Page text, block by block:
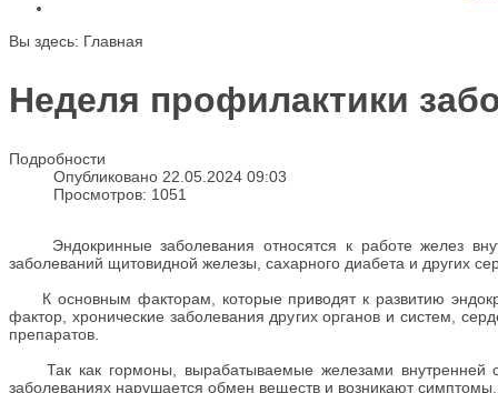
Вы здесь: Главная
Неделя профилактики
Подробности
Опубликовано 22.05.2024 09:03
Просмотров: 1051
Эндокринные заболевания относятся к работе желез
заболеваний щитовидной железы, сахарного диабета и других
К основным факторам, которые приводят к развитию
фактор, хронические заболевания других органов и систем,
препаратов.
Так как гормоны, вырабатываемые железами внутренней
заболеваниях нарушается обмен веществ и возникают